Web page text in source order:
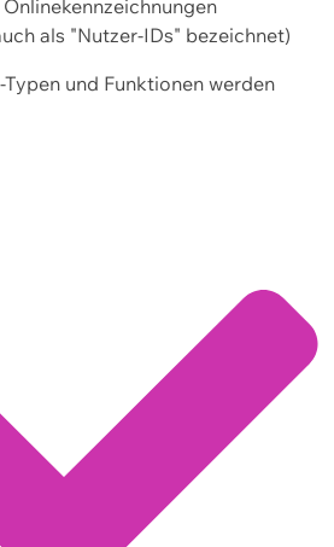
als "Nutzer-IDs" bezeichnet)
und Funktionen werden